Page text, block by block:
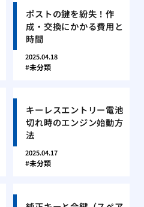
ポストの鍵を紛失！作
成・交換にかかる費用と
時間
2025.04.18
未分類
キーレスエントリー電池
切れ時のエンジン始動方
法
2025.04.17
未分類